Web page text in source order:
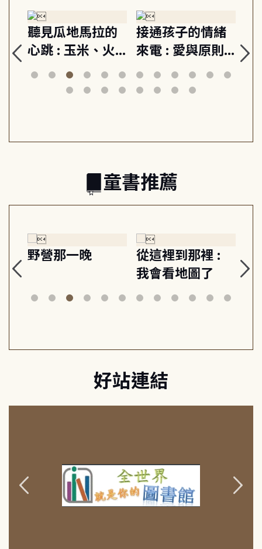
聽見瓜地馬拉的
心跳 : 玉米、火
山與信仰, 外交官
筆下的現代馬雅
接通孩子的情緒
來電 : 愛與原則,
建立教養的安定
節奏 22個行動練
關
童書推薦
野營那一晚
從這裡到那裡 :
我會看地圖了
美
好站連結